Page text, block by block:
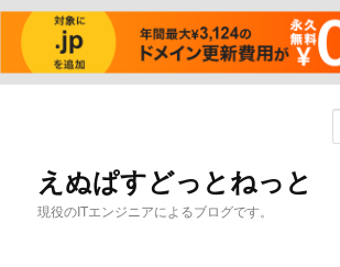
えぬぱすどっとねっと
現役のITエンジニアによるブログです。